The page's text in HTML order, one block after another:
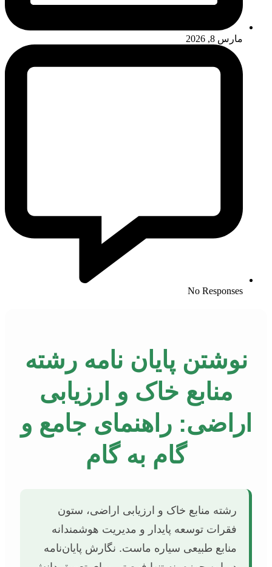
مارس 8, 2026
No Responses
نوشتن پایان نامه رشته
منابع خاک و ارزیابی
اراضی: راهنمای جامع و
گام به گام
رشته منابع خاک و ارزیابی اراضی، ستون
فقرات توسعه پایدار و مدیریت هوشمندانه
منابع طبیعی سیاره ماست. نگارش پایان‌نامه